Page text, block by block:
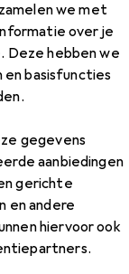
we met
over je
Deze hebben we
en basisfuncties
gegevens
aanbiedingen
gerichte
en andere
hiervoor ook
Label